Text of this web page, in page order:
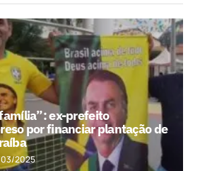
ex-prefeito
por financiar plantação de
2025